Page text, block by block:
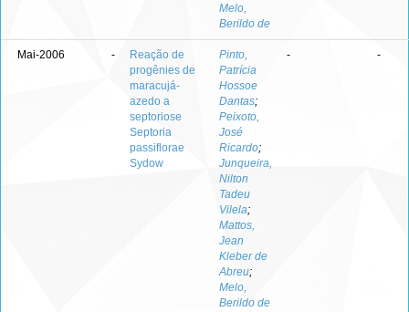
Melo,
Berildo de
Mai-2006 -
Reação de
progênies de
maracujá-
azedo a
septoriose
Septoria
passiflorae
Sydow
Pinto,
Patrícia
Hossoe
Dantas;
Peixoto,
José
Ricardo;
Junqueira,
Nilton
Tadeu
Vilela;
Mattos,
Jean
Kleber de
Abreu;
Melo,
Berildo de
- -